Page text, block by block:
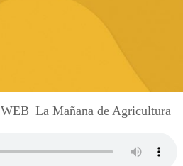
WEB_La Mañana de Agricultura_